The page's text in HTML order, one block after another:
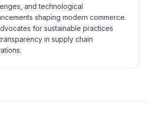
and technological
shaping modern commerce.
for sustainable practices
in supply chain